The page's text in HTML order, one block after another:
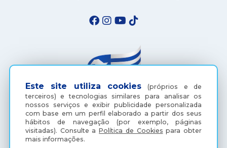
Este site utiliza cookies (próprios e de
terceiros) e tecnologias similares para analisar os
nossos serviços e exibir publicidade personalizada
com base em um perfil elaborado a partir dos seus
hábitos de navegação (por exemplo, páginas
visitadas). Consulte aPolítica de Cookies para obter
mais informações.
(18) 3607-6500